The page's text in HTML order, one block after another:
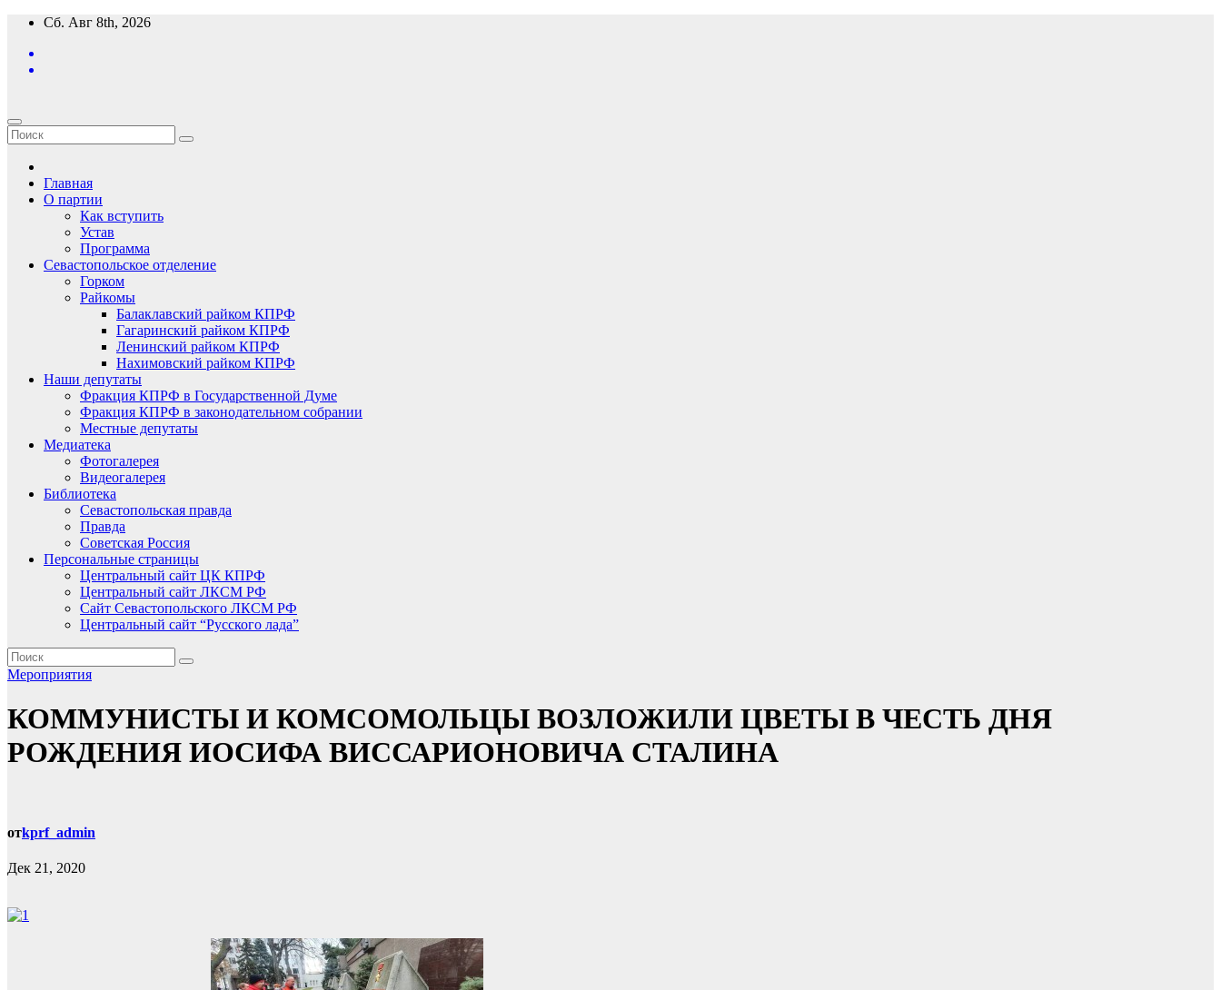
Перейти
содержимому
Сб. Авг 8th, 2026
Главная
О партии
Как вступить
Устав
Программа
Севастопольское отделение
Горком
Райкомы
Балаклавский райком КПРФ
Гагаринский райком КПРФ
Ленинский райком КПРФ
Нахимовский райком КПРФ
Наши депутаты
Фракция КПРФ в Государственной Думе
Фракция КПРФ в законодательном собрании
Местные депутаты
Медиатека
Фотогалерея
Видеогалерея
Библиотека
Севастопольская правда
Правда
Советская Россия
Персональные страницы
Центральный сайт ЦК КПРФ
Центральный сайт ЛКСМ РФ
Сайт Севастопольского ЛКСМ РФ
Центральный сайт “Русского лада”
Мероприятия
КОММУНИСТЫ И КОМСОМОЛЬЦЫ ВОЗЛОЖИЛИ ЦВЕТЫ В ЧЕСТЬ ДНЯ
РОЖДЕНИЯ ИОСИФА ВИССАРИОНОВИЧА СТАЛИНА
отkprf_admin
Дек 21, 2020